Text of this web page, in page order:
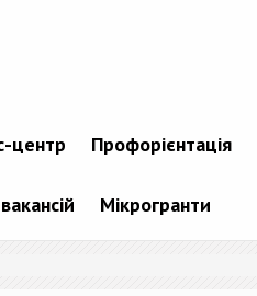
центр Профорієнтація
Мікрогранти